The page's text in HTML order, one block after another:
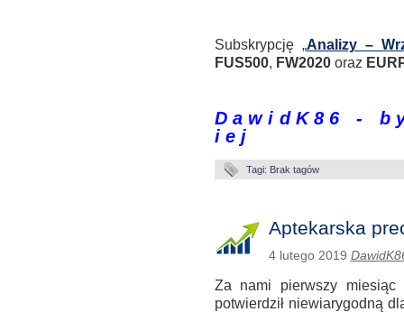
Subskrypcję „Analizy –
FUS500, FW2020oraz
D a w i d K 8 6 - b
i e j
Tagi: Brak tagów
Aptekarska
4 lutego 2019
Za nami pierwszy
potwierdził niewiarygodną